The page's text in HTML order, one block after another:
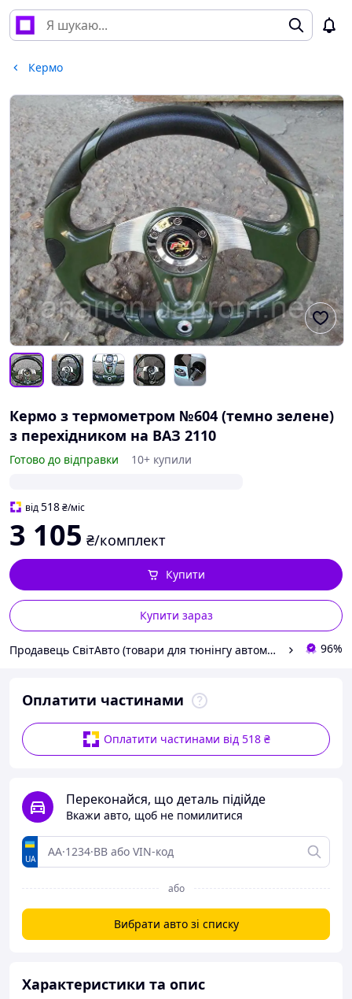
Кермо
Кермо з термометром №604 (темно зелене)
з перехідником на ВАЗ 2110
Готово до відправки 10+ купили
від518₴/міс
3 105 ₴/комплект
Купити зараз
Купити
Продавець СвітАвто (товари для тюнінгу автомобілів ВАЗ) 96%
Оплатити частинами
Оплатити частинами від 518 ₴
Переконайся, що деталь підійде
Вкажи авто, щоб не помилитися
UA
або
Вибрати авто зі списку
Характеристики та опис